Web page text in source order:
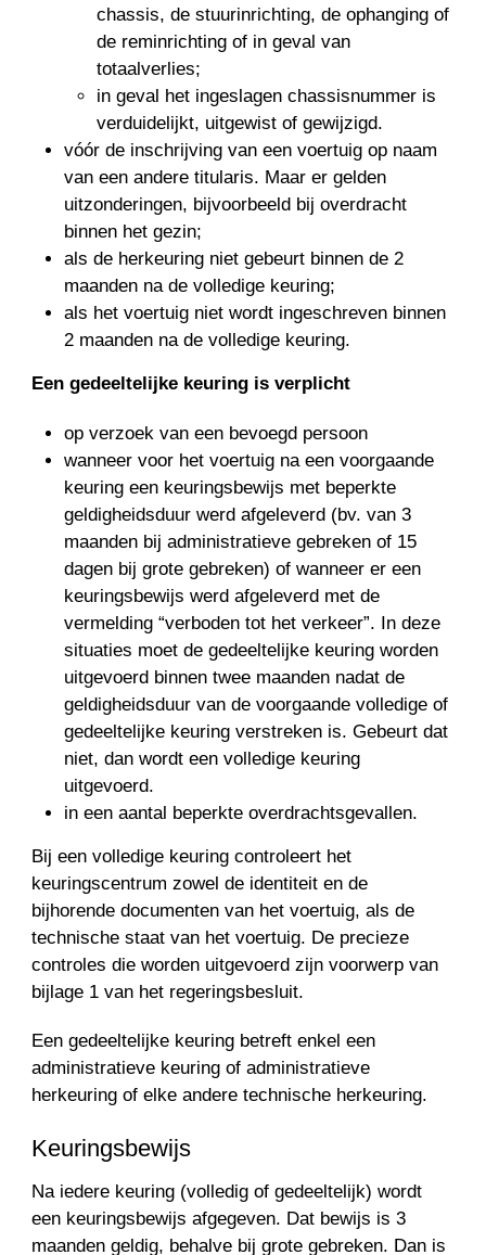
chassis, de stuurinrichting, de ophanging of
de reminrichting of in geval van
totaalverlies;
in geval het ingeslagen chassisnummer is
verduidelijkt, uitgewist of gewijzigd.
vóór de inschrijving van een voertuig op naam
van een andere titularis. Maar er gelden
uitzonderingen, bijvoorbeeld bij overdracht
binnen het gezin;
als de herkeuring niet gebeurt binnen de 2
maanden na de volledige keuring;
als het voertuig niet wordt ingeschreven binnen
2 maanden na de volledige keuring.
Een gedeeltelijke keuring is verplicht
op verzoek van een bevoegd persoon
wanneer voor het voertuig na een voorgaande
keuring een keuringsbewijs met beperkte
geldigheidsduur werd afgeleverd (bv. van 3
maanden bij administratieve gebreken of 15
dagen bij grote gebreken) of wanneer er een
keuringsbewijs werd afgeleverd met de
vermelding “verboden tot het verkeer”. In deze
situaties moet de gedeeltelijke keuring worden
uitgevoerd binnen twee maanden nadat de
geldigheidsduur van de voorgaande volledige of
gedeeltelijke keuring verstreken is. Gebeurt dat
niet, dan wordt een volledige keuring
uitgevoerd.
in een aantal beperkte overdrachtsgevallen.
Bij een volledige keuring controleert het
keuringscentrum zowel de identiteit en de
bijhorende documenten van het voertuig, als de
technische staat van het voertuig. De precieze
controles die worden uitgevoerd zijn voorwerp van
bijlage 1 van het regeringsbesluit.
Een gedeeltelijke keuring betreft enkel een
administratieve keuring of administratieve
herkeuring of elke andere technische herkeuring.
Keuringsbewijs
Na iedere keuring (volledig of gedeeltelijk) wordt
een keuringsbewijs afgegeven. Dat bewijs is 3
maanden geldig, behalve bij grote gebreken. Dan is